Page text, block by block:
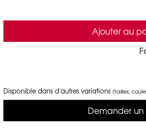
Ajouter au
Disponible dans d'autres variations (tailles,
Demander un